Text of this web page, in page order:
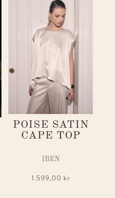
POISE SATIN
CAPE TOP
IBEN
1.599,00 kr